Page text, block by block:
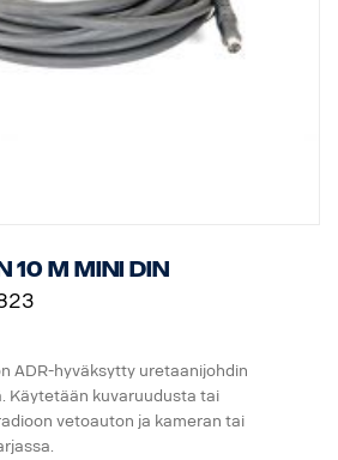
m MINI DIN
ADR-hyväksytty uretaanijohdin
Käytetään kuvaruudusta tai
vetoauton ja kameran tai